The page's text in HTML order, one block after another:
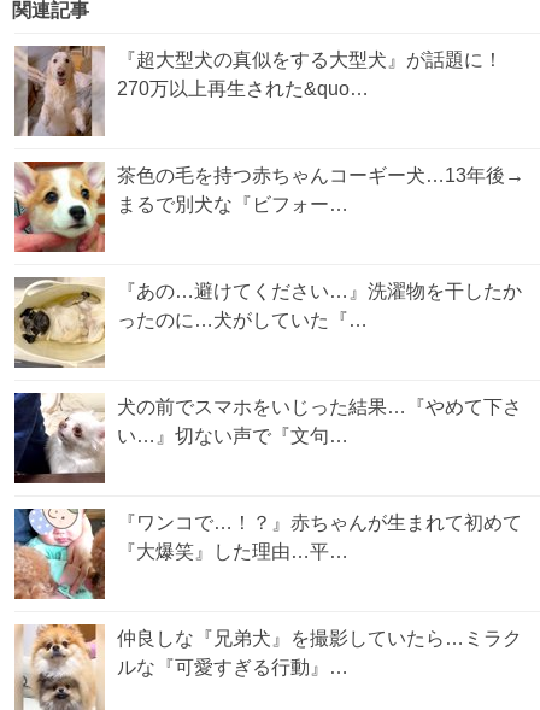
関連記事
『超大型犬の真似をする大型犬』が話題に！
270万以上再生された&quo…
茶色の毛を持つ赤ちゃんコーギー犬…13年後→
まるで別犬な『ビフォー…
『あの…避けてください…』洗濯物を干したか
ったのに…犬がしていた『…
犬の前でスマホをいじった結果…『やめて下さ
い…』切ない声で『文句…
『ワンコで…！？』赤ちゃんが生まれて初めて
『大爆笑』した理由…平…
仲良しな『兄弟犬』を撮影していたら…ミラク
ルな『可愛すぎる行動』…